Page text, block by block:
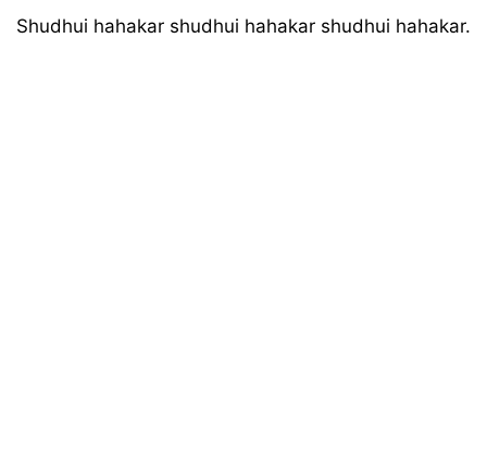
Shudhui hahakar shudhui hahakar shudhui hahakar.